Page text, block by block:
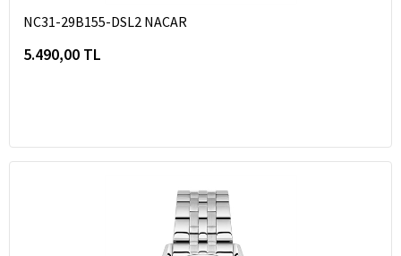
NC31-29B155-DSL2 NACAR
5.490,00 TL